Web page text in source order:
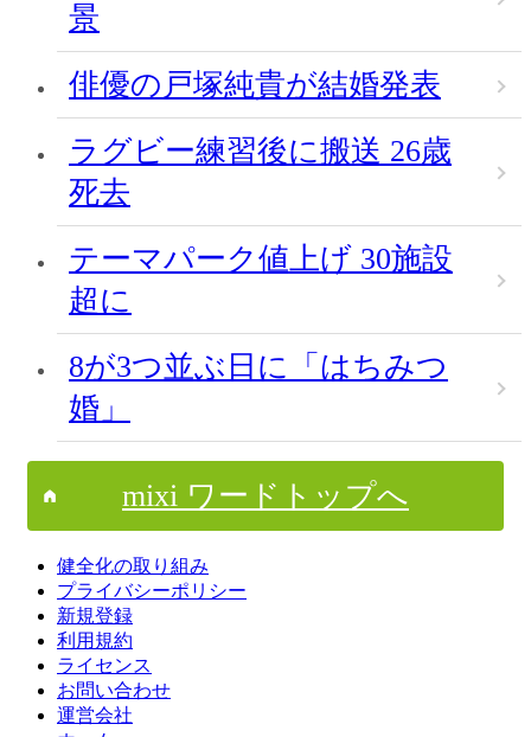
景
俳優の戸塚純貴が結婚発表
ラグビー練習後に搬送 26歳
死去
テーマパーク値上げ 30施設
超に
8が3つ並ぶ日に「はちみつ
婚」
mixi ワードトップへ
健全化の取り組み
プライバシーポリシー
新規登録
利用規約
ライセンス
お問い合わせ
運営会社